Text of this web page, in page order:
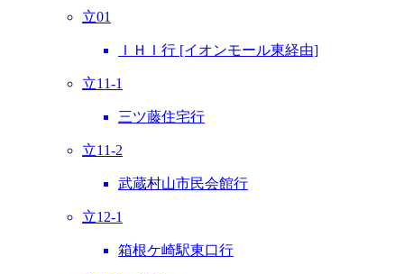
立01
ＩＨＩ行 [イオンモール東経由]
立11-1
三ツ藤住宅行
立11-2
武蔵村山市民会館行
立12-1
箱根ケ崎駅東口行